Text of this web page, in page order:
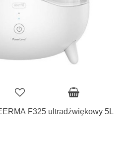
F325 ultradźwiękowy 5L